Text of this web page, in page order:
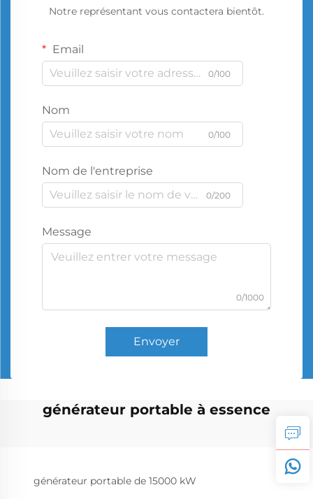
Notre représentant vous contactera bientôt.
Email
0/100
Nom
0/100
Nom de l'entreprise
0/200
Message
0/1000
Envoyer
générateur portable à essence
générateur portable de 15000 kW